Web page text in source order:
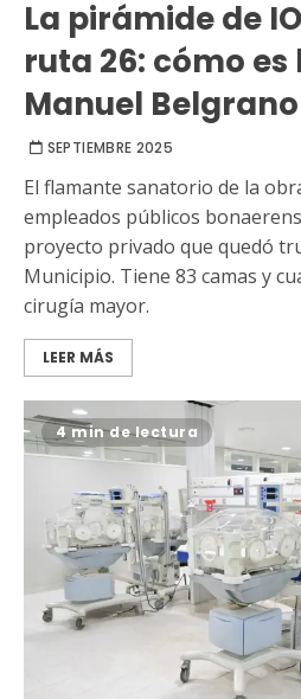
La pirámide de
ruta 26: cómo
Manuel Belgrano
SEPTIEMBRE 2025
El flamante sanatorio de la
empleados públicos
proyecto privado que quedó
Municipio. Tiene 83 camas y
cirugía mayor.
LEER MÁS
4 min de lectura